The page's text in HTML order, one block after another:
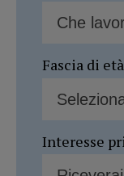
Fascia di età
Interesse